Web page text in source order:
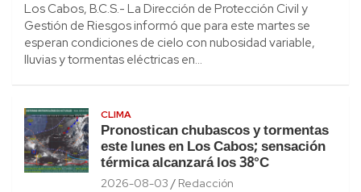
Los Cabos, B.C.S.- La Dirección de Protección Civil y
Gestión de Riesgos informó que para este martes se
esperan condiciones de cielo con nubosidad variable,
lluvias y tormentas eléctricas en…
CLIMA
Pronostican chubascos y tormentas
este lunes en Los Cabos; sensación
térmica alcanzará los 38°C
2026-08-03 Redacción